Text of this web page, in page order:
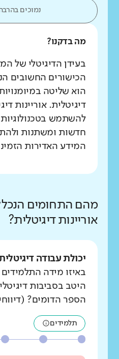
נמוכים
מה בדקנו?
הכישורים החשובים
הוא שליטה
דיגיטלית. אוריינות
להשתמש
חדשות ומשתנות
המידע האדירות
מהם התחומים
אוריינות דיגיטלית?
יכולת עבודה
באיזו מידה
היטב בסביבות
הספר הדומים?
תלמידים